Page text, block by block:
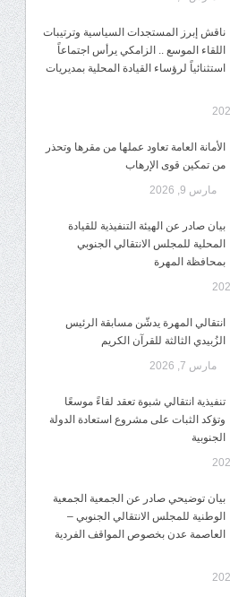
ناقش إبرز المستجدات السياسية وترتيبات
اللقاء الموسع .. الزامكي يرأس اجتماعاً
استثنائياً لرؤساء القيادة المحلية بمديريات
الأمانة العامة تعاود عملها من مقرها وتحذر
من تمكين قوى الإرهاب
مارس 9, 2026
بيان صادر عن الهيئة التنفيذية للقيادة
المحلية للمجلس الانتقالي الجنوبي
بمحافظة المهرة
انتقالي المهرة يدشّن مسابقة الرئيس
الزُبيدي الثالثة للقرآن الكريم
مارس 7, 2026
تنفيذية انتقالي شبوة تعقد لقاءً موسعًا
وتؤكد الثبات على مشروع استعادة الدولة
الجنوبية
بيان توضيحي صادر عن الجمعية الجمعية
الوطنية للمجلس الانتقالي الجنوبي –
العاصمة عدن بخصوص المواقف الفردية